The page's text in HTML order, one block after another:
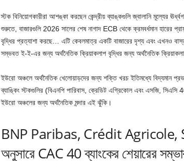
স্টক বিনিয়োগকারীরা আশঙ্কা করছেন কেন্দ্রীয় ব্যাঙ্কগুলি জ্বালানি মূল্যের
শুরুতে, বাজারগুলি 2026 সালের শেষ নাগাদ ECB থেকে ক্রমবর্ধমান হারের
বৃদ্ধির প্রত্যাশা করছে… এটি কেবলমাত্র একটি বাজারের দৃশ্য এবং এখনও
সম্ভবত ই-ই-এর জন্য অর্থনৈতিক ক্রিয়াকলাপ বৃদ্ধির জন্য অর্থনৈতিক
ইউরো অঞ্চলে অর্থনৈতিক খেলোয়াড়দের জন্য শক্তি খরচ ইতিমধ্যে বিদ্যমান
ব্যাঙ্কিং স্টকগুলির (বিএনপি পারিবাস, ক্রেডিট এগ্রিকোল এবং এসজি,
ইউরো অঞ্চলের জন্য অর্থনৈতিক মন্দার এই ঝুঁকি।
BNP Paribas, Crédit Agricole,
অনুসারে CAC 40 ব্যাংকের শেয়ারের